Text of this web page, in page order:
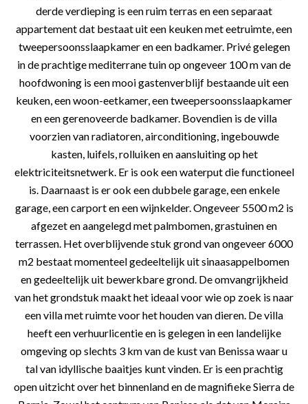
derde verdieping is een ruim terras en een separaat
appartement dat bestaat uit een keuken met eetruimte, een
tweepersoonsslaapkamer en een badkamer. Privé gelegen
in de prachtige mediterrane tuin op ongeveer 100 m van de
hoofdwoning is een mooi gastenverblijf bestaande uit een
keuken, een woon-eetkamer, een tweepersoonsslaapkamer
en een gerenoveerde badkamer. Bovendien is de villa
voorzien van radiatoren, airconditioning, ingebouwde
kasten, luifels, rolluiken en aansluiting op het
elektriciteitsnetwerk. Er is ook een waterput die functioneel
is. Daarnaast is er ook een dubbele garage, een enkele
garage, een carport en een wijnkelder. Ongeveer 5500 m2 is
afgezet en aangelegd met palmbomen, grastuinen en
terrassen. Het overblijvende stuk grond van ongeveer 6000
m2 bestaat momenteel gedeeltelijk uit sinaasappelbomen
en gedeeltelijk uit bewerkbare grond. De omvangrijkheid
van het grondstuk maakt het ideaal voor wie op zoek is naar
een villa met ruimte voor het houden van dieren. De villa
heeft een verhuurlicentie en is gelegen in een landelijke
omgeving op slechts 3 km van de kust van Benissa waar u
tal van idyllische baaitjes kunt vinden. Er is een prachtig
open uitzicht over het binnenland en de magnifieke Sierra de